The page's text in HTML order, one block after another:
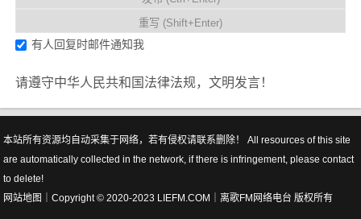
有人回复时邮件通知我
请遵守中华人民共和国法律法规，文明发言！
本站所有资源均自动采集于网络，若有侵权请联系删除！ All resources of this site
are automatically collected in the network, if there is infringement, please contact
to delete!
网站地图
｜Copyright © 2020-2023 LIEFM.COM｜ 离歌FM网络电台 版权所有